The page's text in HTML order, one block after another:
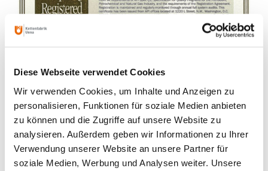
Diese Webseite verwendet Cookies
Wir verwenden Cookies, um Inhalte und Anzeigen zu
personalisieren, Funktionen für soziale Medien anbieten
zu können und die Zugriffe auf unsere Website zu
analysieren. Außerdem geben wir Informationen zu Ihrer
Verwendung unserer Website an unsere Partner für
soziale Medien, Werbung und Analysen weiter. Unsere